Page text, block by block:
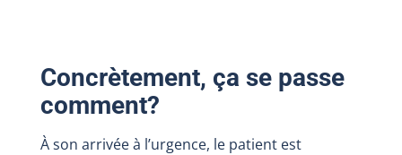
Concrètement, ça se passe
comment?
À son arrivée à l’urgence, le patient est